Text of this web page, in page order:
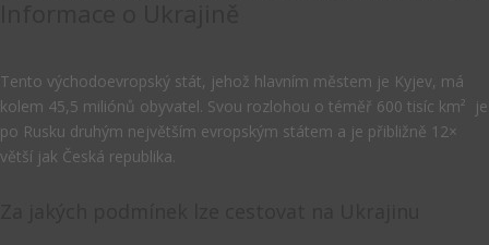
Tento východoevropský stát, jehož hlavním městem je Kyjev, má
kolem 45,5 miliónů obyvatel. Svou rozlohou o téměř 600 tisíc km² je
po Rusku druhým největším evropským státem a je přibližně 12×
větší jak Česká republika.